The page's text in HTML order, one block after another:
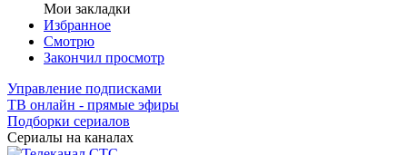
Мои закладки
Избранное
Смотрю
Закончил просмотр
Управление подписками
ТВ онлайн - прямые эфиры
Подборки сериалов
Сериалы на каналах